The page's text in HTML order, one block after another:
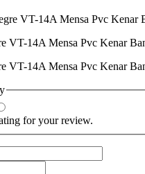
VT-14A Mensa Pvc Kenar
VT-14A Mensa Pvc Kenar
for your review.